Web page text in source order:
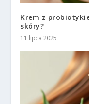
Krem z
skóry?
11 lipca 2025